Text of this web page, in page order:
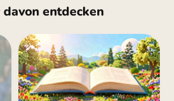
davon entdecken